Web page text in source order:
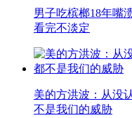
男子吃槟榔18年嘴
看完不淡定
美的方洪波：从没
不是我们的威胁